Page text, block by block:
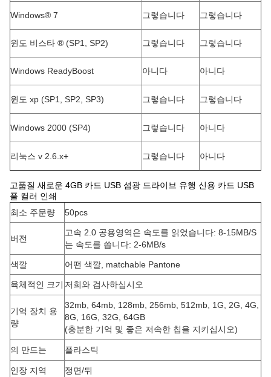
Windows® 7 그렇습니다 그렇습니다
윈도 비스타 ® (SP1, SP2) 그렇습니다 그렇습니다
Windows ReadyBoost 아니다 아니다
윈도 xp (SP1, SP2, SP3) 그렇습니다 그렇습니다
Windows 2000 (SP4) 그렇습니다 아니다
리눅스 v 2.6.x+ 그렇습니다 아니다
고품질 새로운 4GB 카드 USB 섬광 드라이브 유행 신용 카드 USB
풀 컬러 인쇄
최소 주문량
50pcs
버전
고속 2.0 공용영역은 속도를 읽었습니다: 8-15MB/S
는 속도를 씁니다: 2-6MB/s
색깔 어떤 색깔, matchable Pantone
육체적인 크기 저희와 검사하십시오
기억 장치 용
량
32mb, 64mb, 128mb, 256mb, 512mb, 1G, 2G, 4G,
8G, 16G, 32G, 64GB
(충분한 기억 및 좋은 저속한 칩을 지키십시오)
의 만드는 플라스틱
인장 지역 정면/뒤